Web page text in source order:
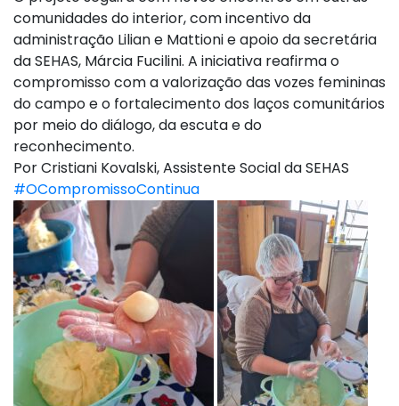
comunidades do interior, com incentivo da
administração Lilian e Mattioni e apoio da secretária
da SEHAS, Márcia Fucilini. A iniciativa reafirma o
compromisso com a valorização das vozes femininas
do campo e o fortalecimento dos laços comunitários
por meio do diálogo, da escuta e do
reconhecimento.
Por Cristiani Kovalski, Assistente Social da SEHAS
#OCompromissoContinua